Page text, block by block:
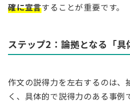
確に宣言することが重要です。
ステップ2：論拠となる「
作文の説得力を左右するのは、
く、具体的で説得力のある事例